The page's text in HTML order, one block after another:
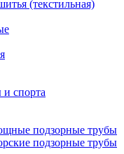
(текстильная)
и спорта
подзорные трубы
подзорные трубы